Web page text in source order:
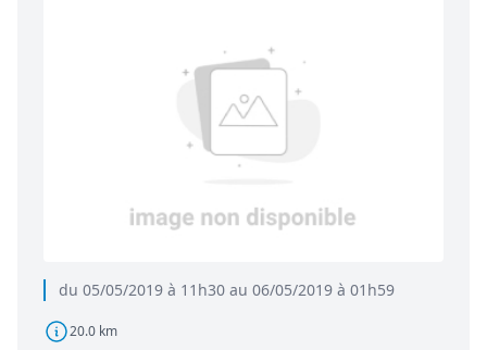
du 05/05/2019 à 11h30 au 06/05/2019 à 01h59
20.0 km